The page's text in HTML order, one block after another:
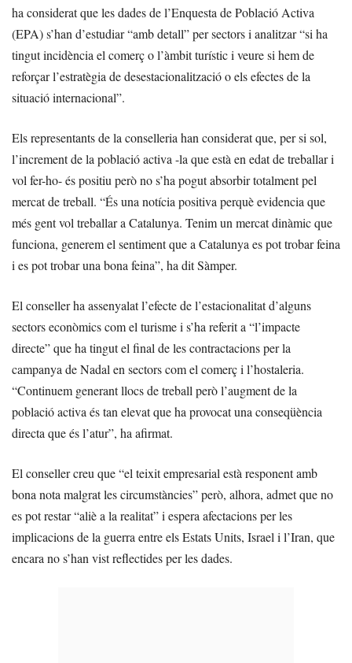
ha considerat que les dades de l’Enquesta de Població Activa
(EPA) s’han d’estudiar “amb detall” per sectors i analitzar “si ha
tingut incidència el comerç o l’àmbit turístic i veure si hem de
reforçar l’estratègia de desestacionalització o els efectes de la
situació internacional”.
Els representants de la conselleria han considerat que, per si sol,
l’increment de la població activa -la que està en edat de treballar i
vol fer-ho- és positiu però no s’ha pogut absorbir totalment pel
mercat de treball. “És una notícia positiva perquè evidencia que
més gent vol treballar a Catalunya. Tenim un mercat dinàmic que
funciona, generem el sentiment que a Catalunya es pot trobar feina
i es pot trobar una bona feina”, ha dit Sàmper.
El conseller ha assenyalat l’efecte de l’estacionalitat d’alguns
sectors econòmics com el turisme i s’ha referit a “l’impacte
directe” que ha tingut el final de les contractacions per la
campanya de Nadal en sectors com el comerç i l’hostaleria.
“Continuem generant llocs de treball però l’augment de la
població activa és tan elevat que ha provocat una conseqüència
directa que és l’atur”, ha afirmat.
El conseller creu que “el teixit empresarial està responent amb
bona nota malgrat les circumstàncies” però, alhora, admet que no
es pot restar “aliè a la realitat” i espera afectacions per les
implicacions de la guerra entre els Estats Units, Israel i l’Iran, que
encara no s’han vist reflectides per les dades.